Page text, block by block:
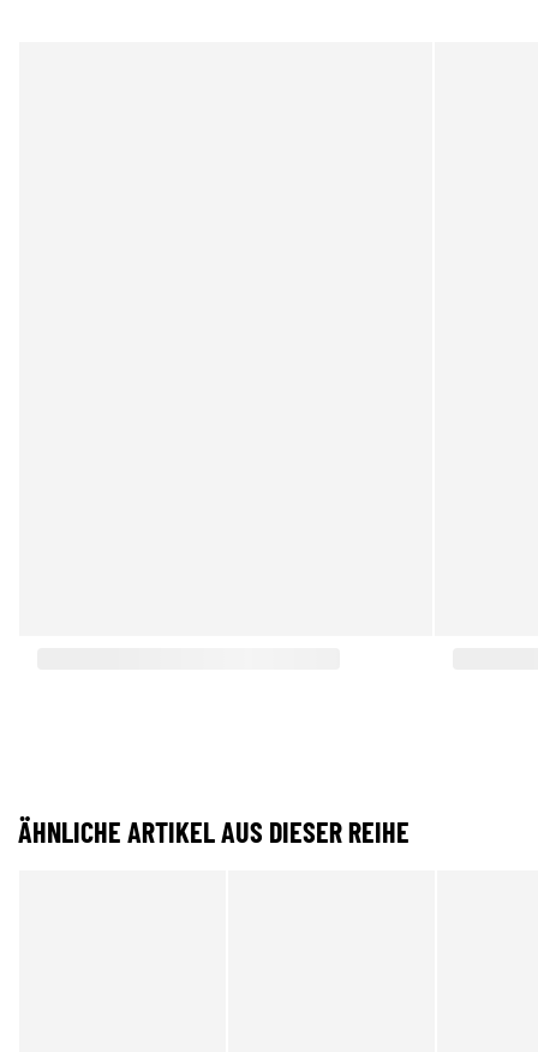
ÄHNLICHE ARTIKEL AUS DIESER REIHE